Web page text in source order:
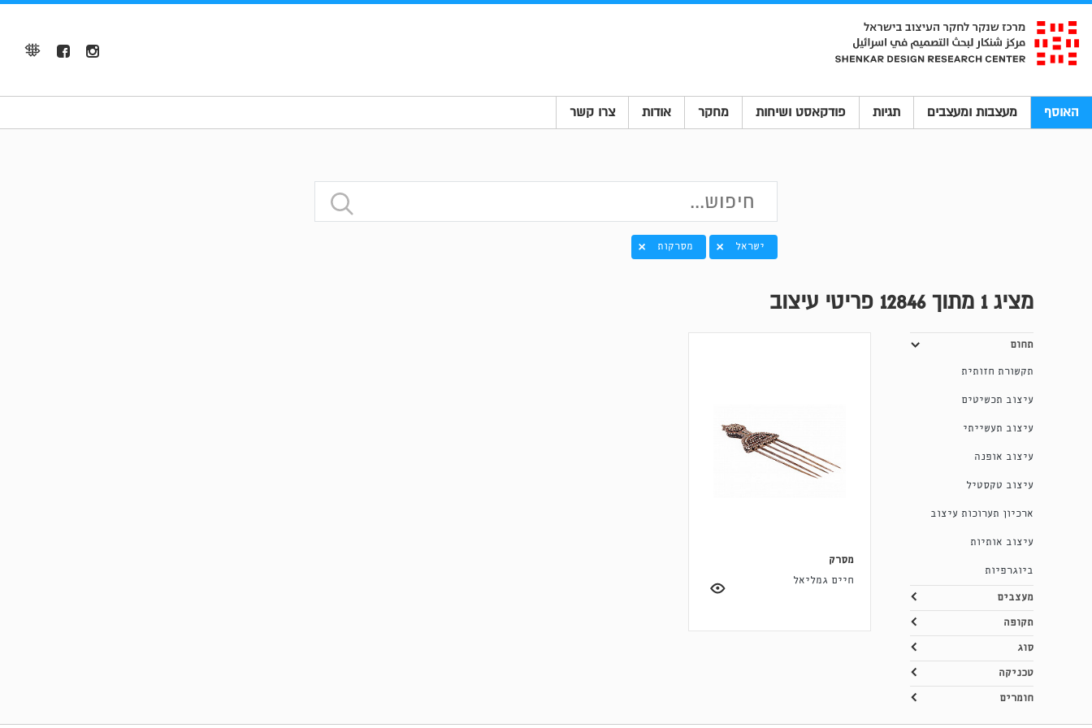
האוסף מעצבות ומעצבים תגיות פודקאסט ושיחות מחקר אודות צרו קשר
ישראל מסרקות
מציג1 מתוך 12846 פריטי עיצוב
תחום
תקשורת חזותית
עיצוב תכשיטים
עיצוב תעשייתי
עיצוב אופנה
עיצוב טקסטיל
ארכיון תערוכות עיצוב
עיצוב אותיות
ביוגרפיות
מעצבים
תקופה
סוג
טכניקה
חומרים
מסרק
חיים גמליאל